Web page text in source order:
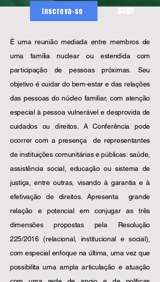
pago
Inscreva-se
É uma reunião mediada entre membros de
uma família nuclear ou estendida com
participação de pessoas próximas. Seu
objetivo é cuidar do bem-estar e das relações
das pessoas do núcleo familiar, com atenção
especial à pessoa vulnerável e desprovida de
cuidados ou direitos. A Conferência pode
ocorrer com a presença de representantes
de instituições comunitárias e públicas: saúde,
assistência social, educação ou sistema de
justiça, entre outras, visando à garantia e à
efetivação de direitos. Apresenta grande
relação e potencial em conjugar as três
dimensões propostas pela Resolução
225/2016 (relacional, institucional e social),
com especial enfoque na última, uma vez que
possibilita uma ampla articulação e atuação